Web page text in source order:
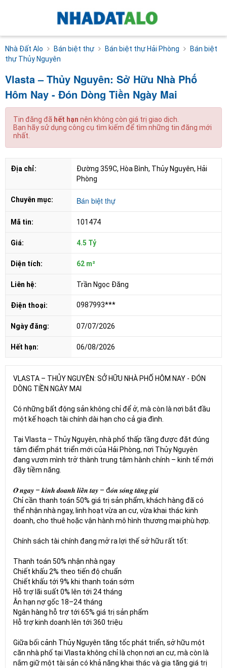
Nhà Đất Alo Bán biệt thự Bán biệt thự Hải Phòng
Bán biệt
thự Thủy Nguyên
Vlasta – Thủy Nguyên: Sở Hữu Nhà Phố
Hôm Nay - Đón Dòng Tiền Ngày Mai
Tin đăng đã hết hạn nên không còn giá trị giao dịch.
Bạn hãy sử dụng công cụ tìm kiếm để tìm những tin đăng mới
nhất.
Địa chỉ:
Đường 359C, Hòa Bình, Thủy Nguyên, Hải
Phòng
Chuyên mục: Bán biệt thự
Mã tin: 101474
Giá: 4.5 Tỷ
Diện tích: 62 m²
Liên hệ: Trần Ngọc Đăng
Điện thoại: 0987993***
Ngày đăng: 07/07/2026
Hết hạn: 06/08/2026
VLASTA – THỦY NGUYÊN: SỞ HỮU NHÀ PHỐ HÔM NAY - ĐÓN
DÒNG TIỀN NGÀY MAI
Có những bất động sản không chỉ để ở, mà còn là nơi bắt đầu
một kế hoạch tài chính dài hạn cho cả gia đình.
Tại Vlasta – Thủy Nguyên, nhà phố thấp tầng được đặt đúng
tâm điểm phát triển mới của Hải Phòng, nơi Thủy Nguyên
đang vươn mình trở thành trung tâm hành chính – kinh tế mới
đầy tiềm năng.
𝑶̛̉ 𝒏𝒈𝒂𝒚 – 𝒌𝒊𝒏𝒉 𝒅𝒐𝒂𝒏𝒉 𝒍𝒊𝒆̂̀𝒏 𝒕𝒂𝒚 – đ𝒐́𝒏 𝒔𝒐́𝒏𝒈 𝒕𝒂̆𝒏𝒈 𝒈𝒊𝒂́
Chỉ cần thanh toán 50% giá trị sản phẩm, khách hàng đã có
thể nhận nhà ngay, linh hoạt vừa an cư, vừa khai thác kinh
doanh, cho thuê hoặc vận hành mô hình thương mại phù hợp.
Chính sách tài chính đang mở ra lợi thế sở hữu rất tốt:
Thanh toán 50% nhận nhà ngay
Chiết khấu 2% theo tiến độ chuẩn
Chiết khấu tới 9% khi thanh toán sớm
Hỗ trợ lãi suất 0% lên tới 24 tháng
Ân hạn nợ gốc 18–24 tháng
Ngân hàng hỗ trợ tới 65% giá trị sản phẩm
Hỗ trợ kinh doanh lên tới 360 triệu
Giữa bối cảnh Thủy Nguyên tăng tốc phát triển, sở hữu một
căn nhà phố tại Vlasta không chỉ là chọn nơi an cư, mà còn là
nắm giữ một tài sản có khả năng khai thác và gia tăng giá trị